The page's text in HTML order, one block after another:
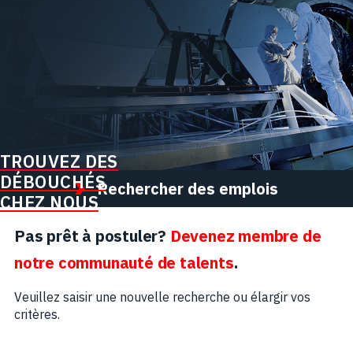
TROUVEZ DES
DÉBOUCHÉS
CHEZ NOUS
Rechercher des emplois
Pas prêt à postuler? Devenez membre de
notre communauté de talents.
Veuillez saisir une nouvelle recherche ou élargir vos
critères.